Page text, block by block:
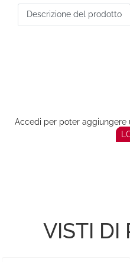
Descrizione del prodotto
Accedi per poter aggiungere
VISTI DI